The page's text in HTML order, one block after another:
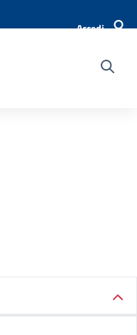
Accedi